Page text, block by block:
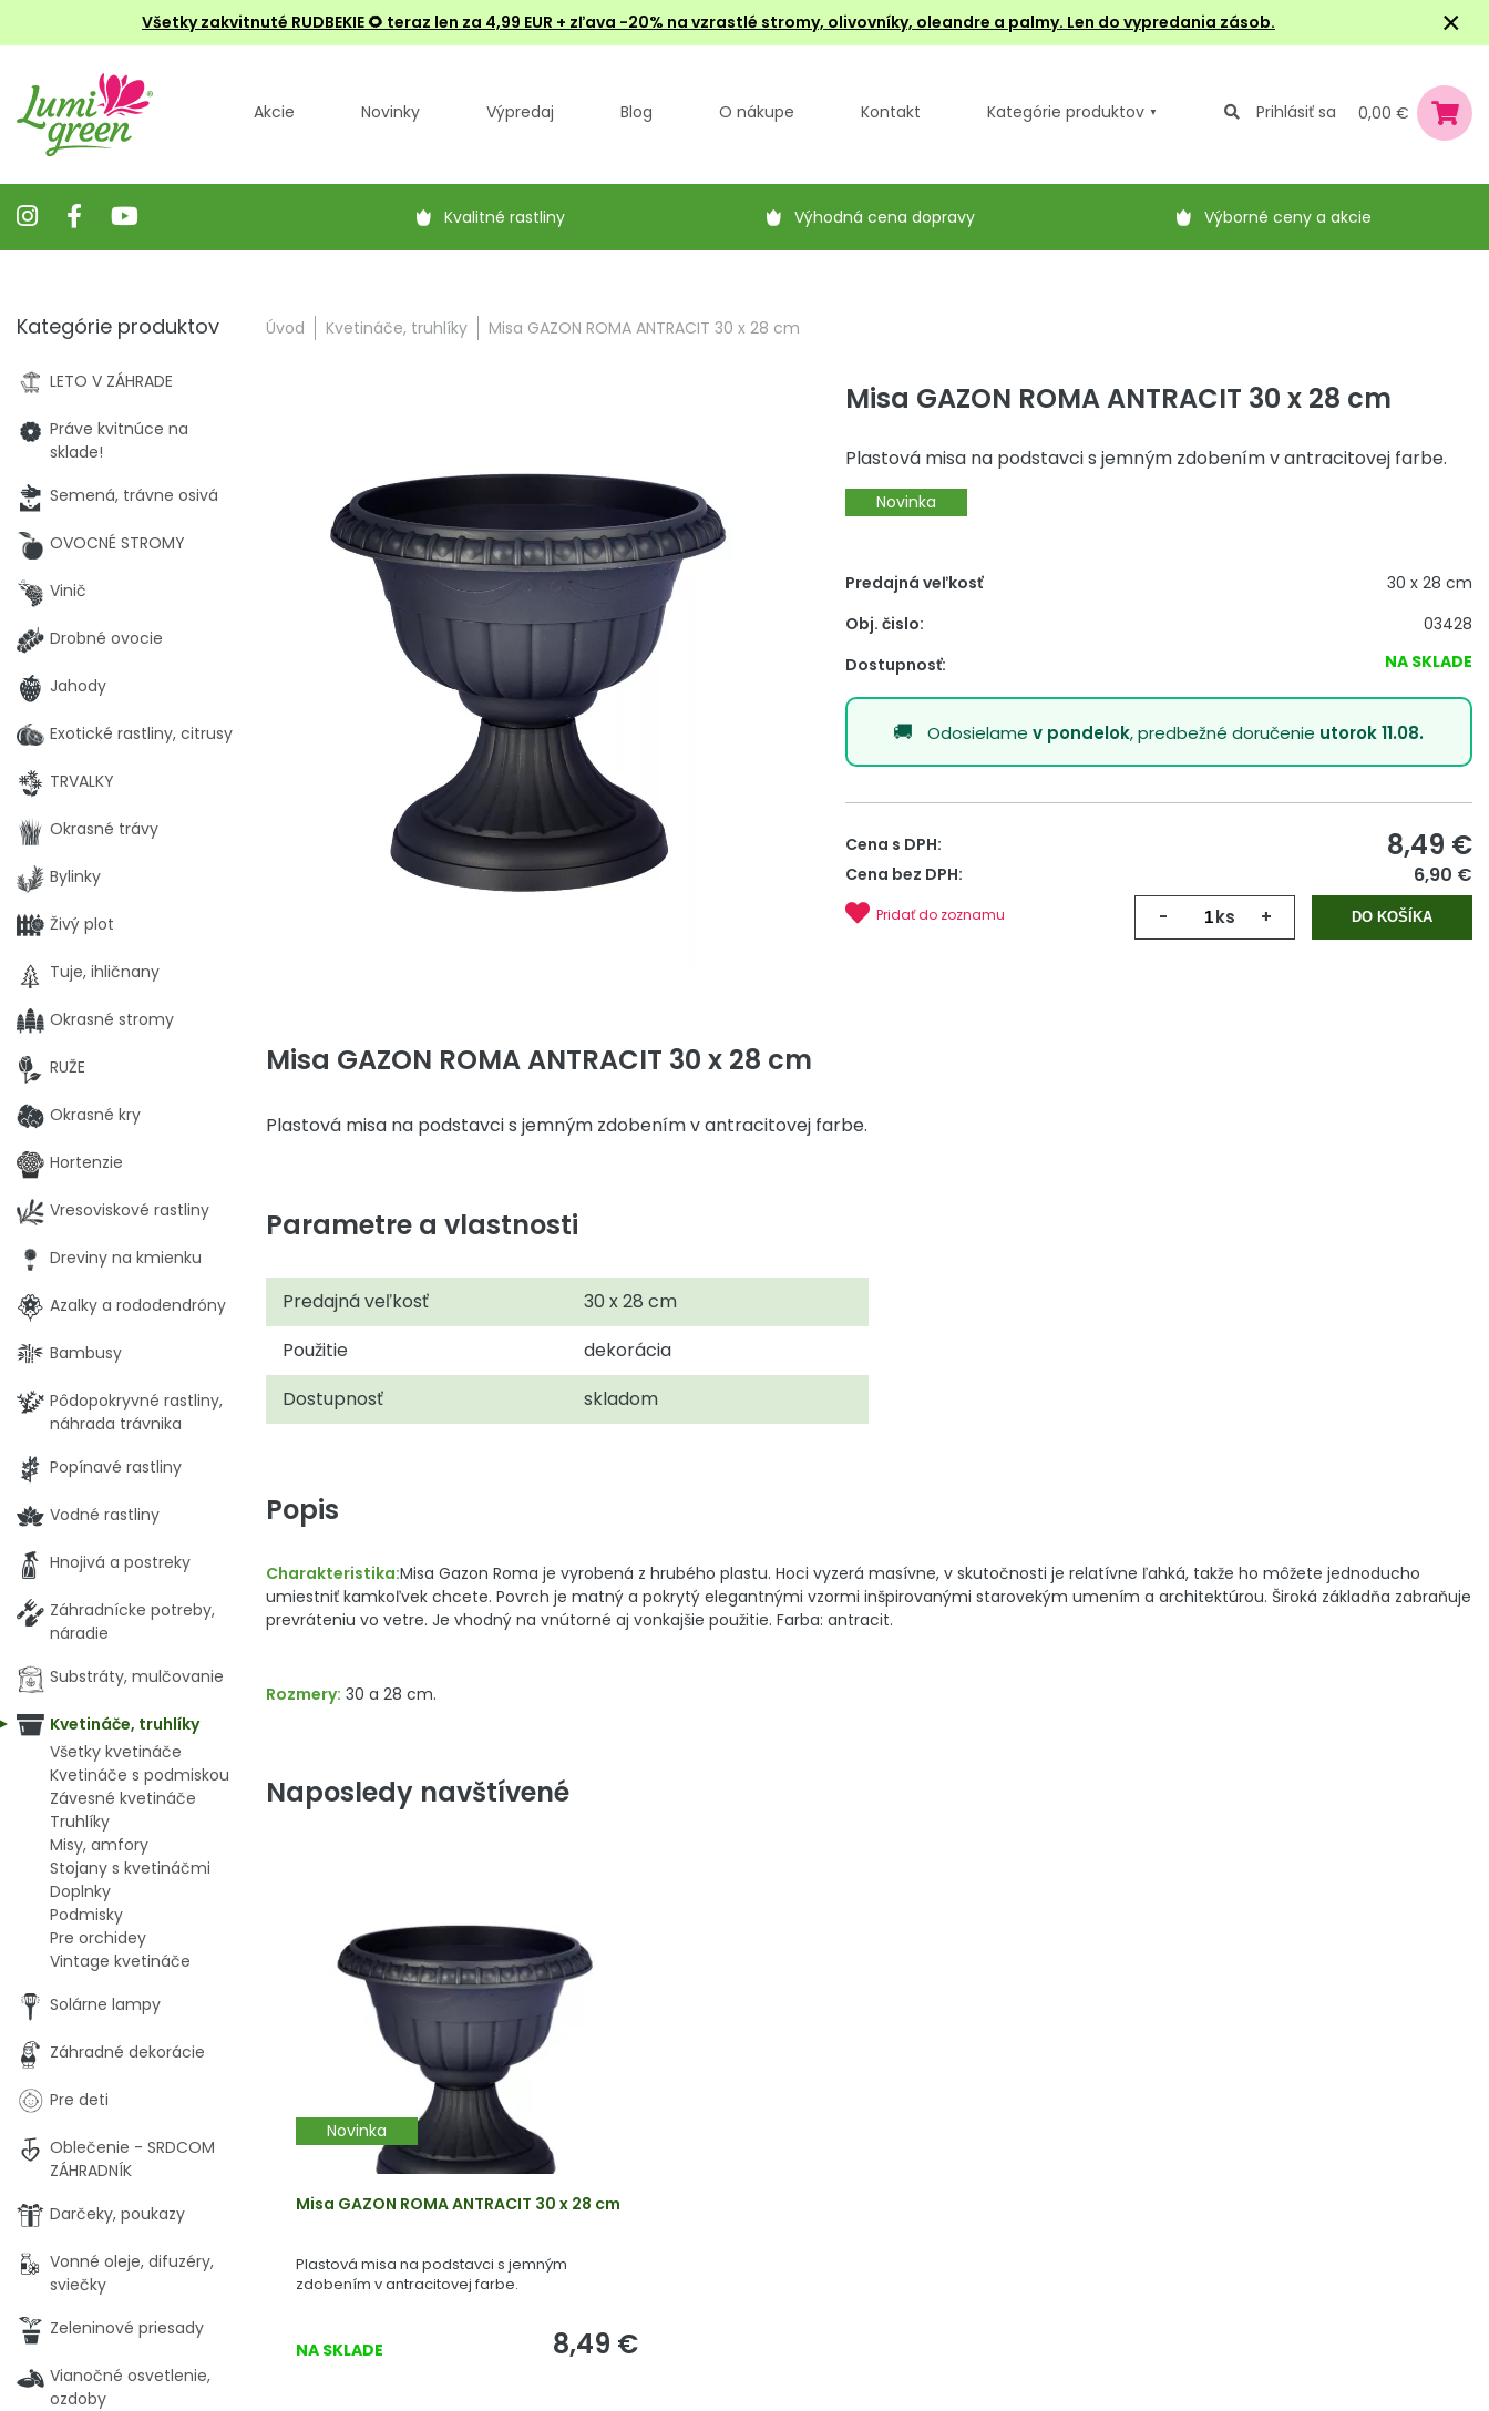
Všetky zakvitnuté RUDBEKIE🌻 teraz len za 4,99 EUR + zľava -20% na vzrastlé stromy, olivovníky, oleandre a palmy. Len do vypredania zásob. ×
Akcie Novinky Výpredaj Blog O nákupe Kontakt Kategórie produktov Prihlásiť sa 0,00 €
Kvalitné rastliny Výhodná cena dopravy Výborné ceny a akcie
Úvod Kvetináče, truhlíky Misa GAZON ROMA ANTRACIT 30 x 28 cm
Misa GAZON ROMA ANTRACIT 30 x 28 cm
Plastová misa na podstavci s jemným zdobením v antracitovej farbe.
Novinka
Predajná veľkosť
30 x 28 cm
Obj. čislo:
03428
Dostupnosť:
NA SKLADE
Odosielamev pondelok, predbežné doručenie utorok 11.08.
Cena s DPH: 8,49 €
Cena bez DPH: 6,90 €
- ks + DO KOŠÍKA
Pridať do zoznamu
Misa GAZON ROMA ANTRACIT 30 x 28 cm
Plastová misa na podstavci s jemným zdobením v antracitovej farbe.
Parametre a vlastnosti
Predajná veľkosť
30 x 28 cm
Použitie
dekorácia
Dostupnosť
skladom
Popis
Charakteristika:Misa Gazon Roma je vyrobená z hrubého plastu. Hoci vyzerá masívne, v skutočnosti je relatívne ľahká, takže ho môžete jednoducho
umiestniť kamkoľvek chcete. Povrch je matný a pokrytý elegantnými vzormi inšpirovanými starovekým umením a architektúrou. Široká základňa zabraňuje
prevráteniu vo vetre. Je vhodný na vnútorné aj vonkajšie použitie. Farba: antracit.
Rozmery: 30 a 28 cm.
Naposledy navštívené
Novinka
Misa GAZON ROMA ANTRACIT 30 x 28 cm
Plastová misa na podstavci s jemným
zdobením v antracitovej farbe.
NA SKLADE 8,49 €
Kategórie produktov
LETO V ZÁHRADE
Práve kvitnúce na
sklade!
Semená, trávne osivá
OVOCNÉ STROMY
Vinič
Drobné ovocie
Jahody
Exotické rastliny, citrusy
TRVALKY
Okrasné trávy
Bylinky
Živý plot
Tuje, ihličnany
Okrasné stromy
RUŽE
Okrasné kry
Hortenzie
Vresoviskové rastliny
Dreviny na kmienku
Azalky a rododendróny
Bambusy
Pôdopokryvné rastliny,
náhrada trávnika
Popínavé rastliny
Vodné rastliny
Hnojivá a postreky
Záhradnícke potreby,
náradie
Substráty, mulčovanie
Kvetináče, truhlíky
Všetky kvetináče
Kvetináče s podmiskou
Závesné kvetináče
Truhlíky
Misy, amfory
Stojany s kvetináčmi
Doplnky
Podmisky
Pre orchidey
Vintage kvetináče
Solárne lampy
Záhradné dekorácie
Pre deti
Oblečenie - SRDCOM
ZÁHRADNÍK
Darčeky, poukazy
Vonné oleje, difuzéry,
sviečky
Zeleninové priesady
Vianočné osvetlenie,
ozdoby